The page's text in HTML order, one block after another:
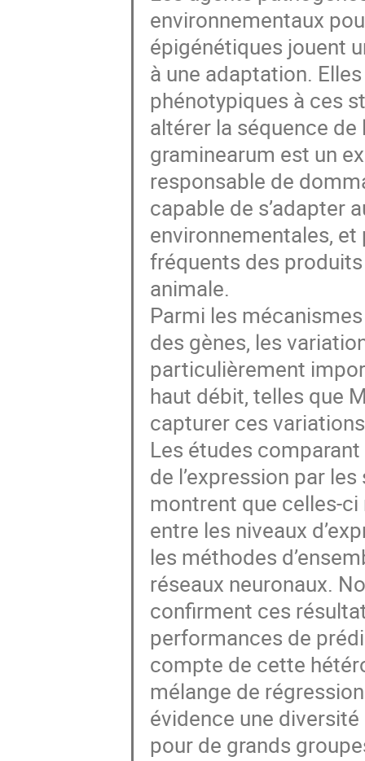
environnementaux
épigénétiques jouent
à une adaptation.
phénotypiques à ces
altérer la séquence de
graminearum est un
responsable de
capable de s’adapter
environnementales,
fréquents des
animale.
Parmi les
des gènes, les
particulièrement
haut débit, telles que
capturer ces
Les études
de l’expression par
montrent que celles-
entre les niveaux
les méthodes
réseaux neuronaux.
confirment ces
performances de
compte de cette
mélange de
évidence une
pour de grands